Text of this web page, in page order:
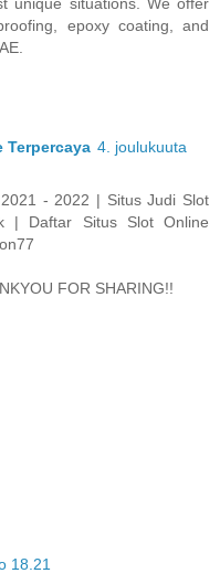
epoxy coating, and
Terpercaya 4. joulukuuta
- 2022 | Situs Judi Slot
| Daftar Situs Slot Online
FOR SHARING!!
18.21